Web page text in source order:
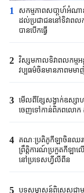
1
សកម្មភាពសបា្តហ៍អំណ
ដល់ប្រជាជននៅទិវាពលក
បានបើកធ្វើ
2 វិស្សមកាលទិវាពលកម្ម
វប្បធម៌ចិនមានភាពមមា
3 មើលពីខ្សែសង្វាក់ឧស្ស
ចេញទៅកាន់ពិភពលោក ត
4 គណៈប្រតិភូកីឡាចិនឈរន
ព្រឹត្តិការណ៍ប្រកួតកីឡាលើ
នៅប្រទេសហ្វីលីពីន
5 បទសម្ភាសន៍ពិសេសជា